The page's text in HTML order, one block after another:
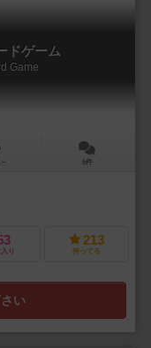
ドゲーム
Game
6件
り
213
持ってる
い